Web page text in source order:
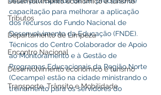
Tributos
Departamento de Limpeza
Encontro Nacional
Desenvolvimento econômico e turismo
Transporte, Trânsito e Mobilidade
capacitação para melhorar a aplicação
dos recursos do Fundo Nacional de
Desenvolvimento da Educação (FNDE).
Técnicos do Centro Colaborador de Apoio
ao Monitoramento e à Gestão de
Programas Educacionais da Região Norte
(Cecampe) estão na cidade ministrando o
treinamento para os servidores do